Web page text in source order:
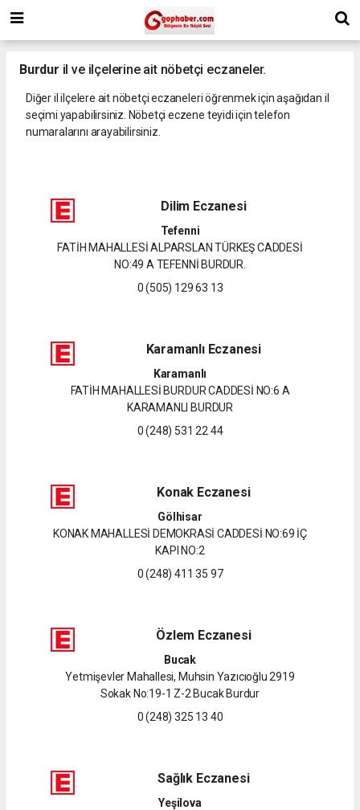
Burdur il ve ilçelerine ait nöbetçi eczaneler.
Diğer il ilçelere ait nöbetçi eczaneleri öğrenmek için aşağıdan il
seçimi yapabilirsiniz. Nöbetçi eczene teyidi için telefon
numaralarını arayabilirsiniz.
Dilim Eczanesi
Tefenni
FATİH MAHALLESİ ALPARSLAN TÜRKEŞ CADDESİ
NO:49 A TEFENNİ BURDUR.
0 (505) 129 63 13
Karamanlı Eczanesi
Karamanlı
FATİH MAHALLESİ BURDUR CADDESİ NO:6 A
KARAMANLI BURDUR
0 (248) 531 22 44
Konak Eczanesi
Gölhisar
KONAK MAHALLESİ DEMOKRASİ CADDESİ NO:69 İÇ
KAPI NO:2
0 (248) 411 35 97
Özlem Eczanesi
Bucak
Yetmişevler Mahallesi, Muhsin Yazıcıoğlu 2919
Sokak No:19-1 Z-2 Bucak Burdur
0 (248) 325 13 40
Sağlık Eczanesi
Yeşilova